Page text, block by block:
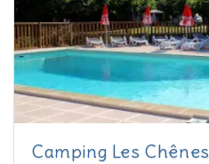
Camping Les Chênes